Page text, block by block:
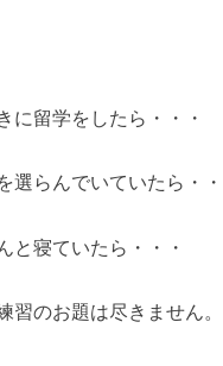
に留学をしたら・・・
選らんでいていたら・・
と寝ていたら・・・
習のお題は尽きません。